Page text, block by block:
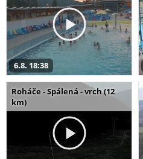
6.8. 18:38
Roháče - Spálená - vrch (12
km)